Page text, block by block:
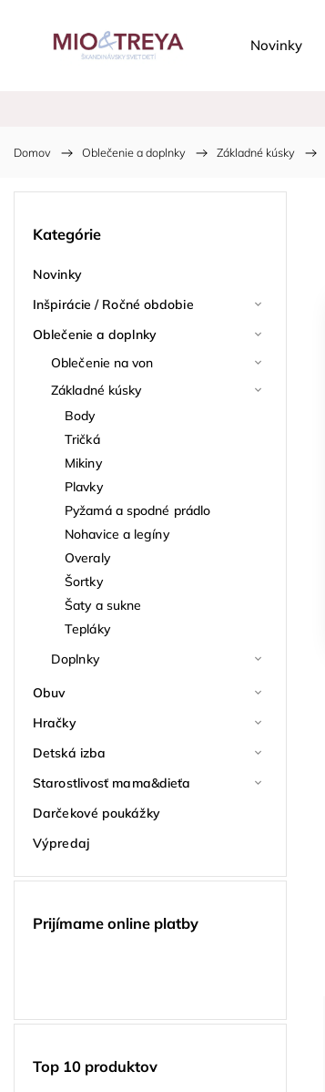
Novinky
Domov / Oblečenie a doplnky / Základné kúsky /
Kategórie
Novinky
Inšpirácie / Ročné obdobie
Oblečenie a doplnky
Oblečenie na von
Základné kúsky
Body
Tričká
Mikiny
Plavky
Pyžamá a spodné prádlo
Nohavice a legíny
Overaly
Šortky
Šaty a sukne
Tepláky
Doplnky
Obuv
Hračky
Detská izba
Starostlivosť mama&dieťa
Darčekové poukážky
Výpredaj
Prijímame online platby
Top 10 produktov